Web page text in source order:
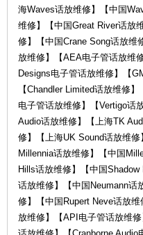
海Waves话放维修】【中国
维修】【中国Great River话放
修】【中国Crane Song话放维
放维修】【AEA电子管话放维
Designs电子管话放维修】【
【Chandler Limited话放维修
电子管话放维修】【Vertigo话
Audio话放维修】【上海TK
修】【上海UK Sound话放维
Millennia话放维修】【中国
Hills话放维修】【中国
话放维修】【中国Neumann话
修】【中国Rupert Neve话放
放维修】【API电子管话放维